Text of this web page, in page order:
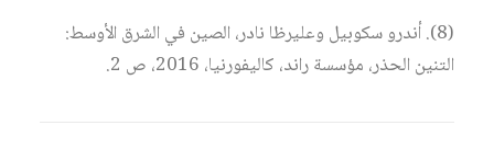
(8). أندرو سكوبيل وعليرظا نادر، الصين في الشرق الأوسط:
التنين الحذر، مؤسسة راند، كاليفورنيا، 2016، ص 2.